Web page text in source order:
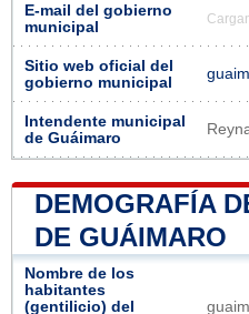
E-mail del gobierno
municipal
Sitio web oficial del
gobierno municipal
Intendente municipal
de Guáimaro
DEMOGRAFÍA
DE GUÁIMARO
Nombre de los
habitantes
(gentilicio) del